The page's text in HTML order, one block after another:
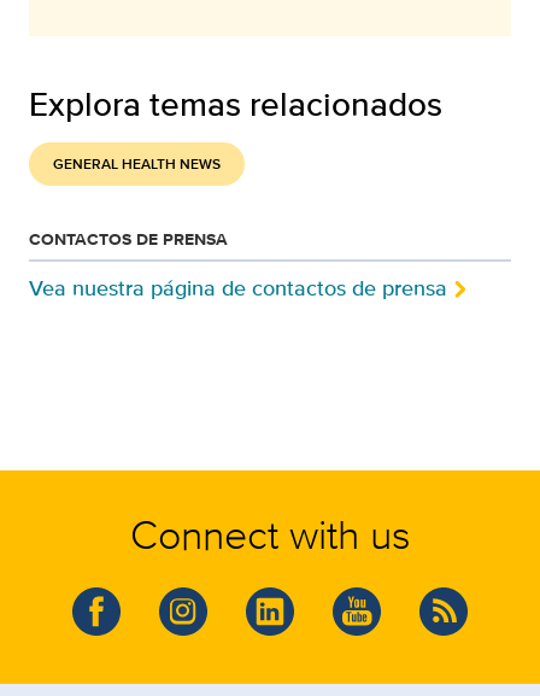
Explora temas relacionados
GENERAL HEALTH NEWS
CONTACTOS DE PRENSA
Vea nuestra página de contactos de prensa
Connect with us